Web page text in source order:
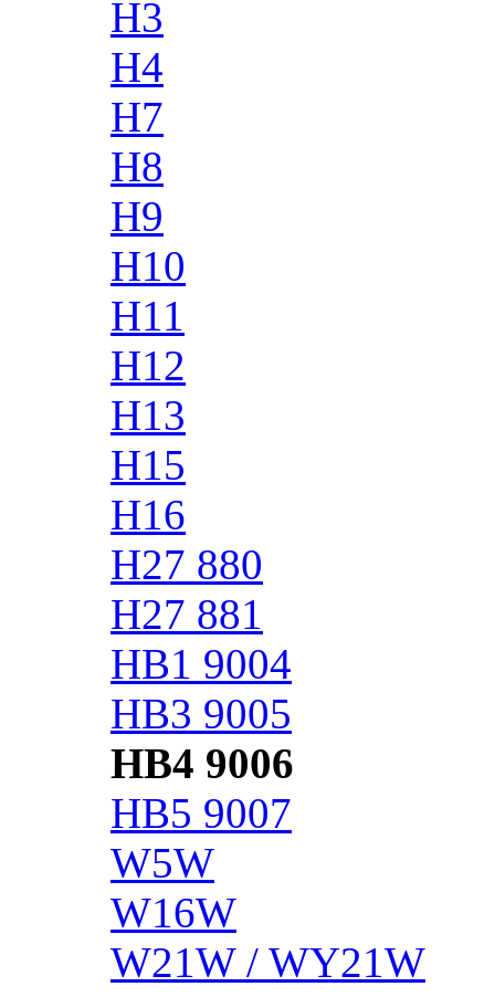
H3
H4
H7
H8
H9
H10
H11
H12
H13
H15
H16
H27 880
H27 881
HB1 9004
HB3 9005
HB4 9006
HB5 9007
W5W
W16W
W21W / WY21W